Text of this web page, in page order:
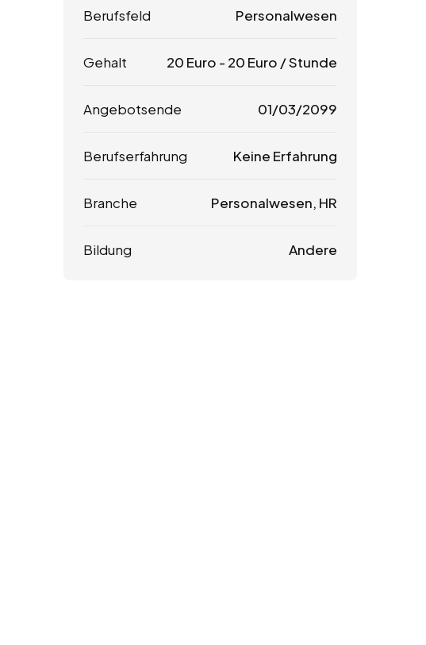
Berufsfeld Personalwesen
Gehalt 20 Euro - 20 Euro / Stunde
Angebotsende 01/03/2099
Berufserfahrung Keine Erfahrung
Branche Personalwesen, HR
Bildung Andere